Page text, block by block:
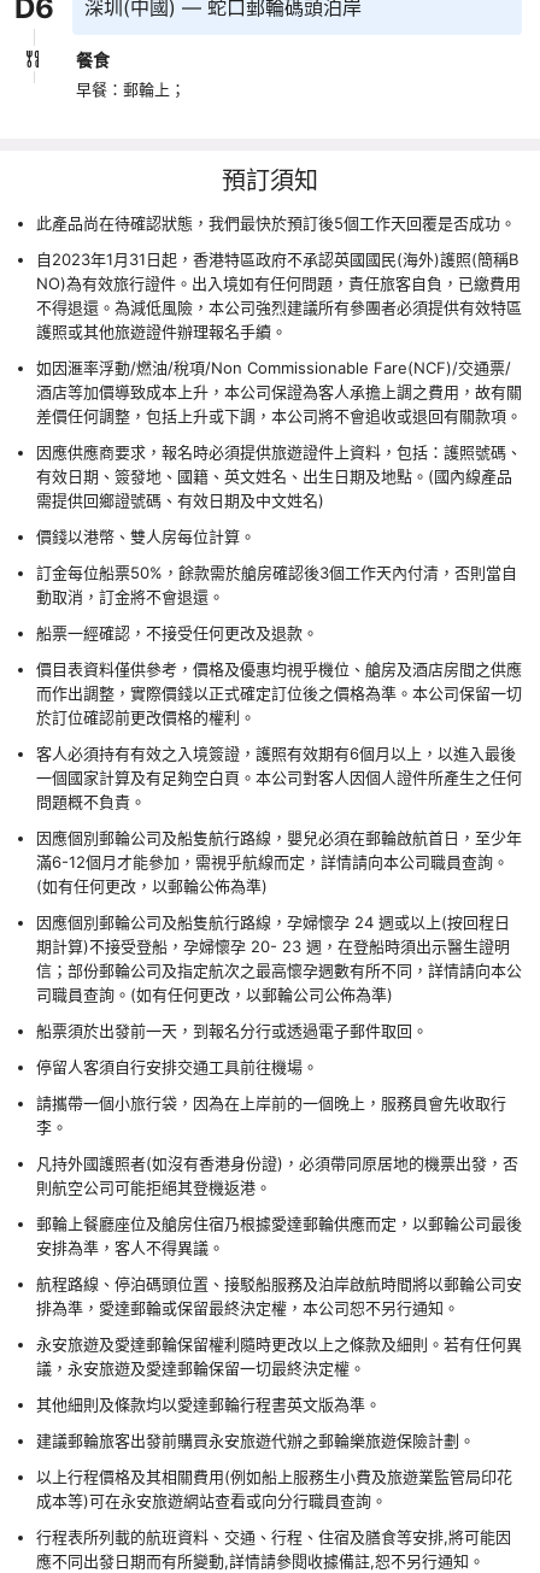
D6 深圳(中國) — 蛇口郵輪碼頭泊岸
餐食
早餐：郵輪上；
預訂須知
此產品尚在待確認狀態，我們最快於預訂後5個工作天回覆是否成功。
自2023年1月31日起，香港特區政府不承認英國國民(海外)護照(簡稱B
NO)為有效旅行證件。出入境如有任何問題，責任旅客自負，已繳費用
不得退還。為減低風險，本公司強烈建議所有參團者必須提供有效特區
護照或其他旅遊證件辦理報名手續。
如因滙率浮動/燃油/稅項/Non Commissionable Fare(NCF)/交通票/
酒店等加價導致成本上升，本公司保證為客人承擔上調之費用，故有關
差價任何調整，包括上升或下調，本公司將不會追收或退回有關款項。
因應供應商要求，報名時必須提供旅遊證件上資料，包括：護照號碼、
有效日期、簽發地、國籍、英文姓名、出生日期及地點。(國內線產品
需提供回鄉證號碼、有效日期及中文姓名)
價錢以港幣、雙人房每位計算。
訂金每位船票50%，餘款需於艙房確認後3個工作天內付清，否則當自
動取消，訂金將不會退還。
船票一經確認，不接受任何更改及退款。
價目表資料僅供參考，價格及優惠均視乎機位、艙房及酒店房間之供應
而作出調整，實際價錢以正式確定訂位後之價格為準。本公司保留一切
於訂位確認前更改價格的權利。
客人必須持有有效之入境簽證，護照有效期有6個月以上，以進入最後
一個國家計算及有足夠空白頁。本公司對客人因個人證件所產生之任何
問題概不負責。
因應個別郵輪公司及船隻航行路線，嬰兒必須在郵輪啟航首日，至少年
滿6-12個月才能參加，需視乎航線而定，詳情請向本公司職員查詢。
(如有任何更改，以郵輪公佈為準)
因應個別郵輪公司及船隻航行路線，孕婦懷孕 24 週或以上(按回程日
期計算)不接受登船，孕婦懷孕 20- 23 週，在登船時須出示醫生證明
信；部份郵輪公司及指定航次之最高懷孕週數有所不同，詳情請向本公
司職員查詢。(如有任何更改，以郵輪公司公佈為準)
船票須於出發前一天，到報名分行或透過電子郵件取回。
停留人客須自行安排交通工具前往機場。
請攜帶一個小旅行袋，因為在上岸前的一個晚上，服務員會先收取行
李。
凡持外國護照者(如沒有香港身份證)，必須帶同原居地的機票出發，否
則航空公司可能拒絕其登機返港。
郵輪上餐廳座位及艙房住宿乃根據愛達郵輪供應而定，以郵輪公司最後
安排為準，客人不得異議。
航程路線、停泊碼頭位置、接駁船服務及泊岸啟航時間將以郵輪公司安
排為準，愛達郵輪或保留最終決定權，本公司恕不另行通知。
永安旅遊及愛達郵輪保留權利隨時更改以上之條款及細則。若有任何異
議，永安旅遊及愛達郵輪保留一切最終決定權。
其他細則及條款均以愛達郵輪行程書英文版為準。
建議郵輪旅客出發前購買永安旅遊代辦之郵輪樂旅遊保險計劃。
以上行程價格及其相關費用(例如船上服務生小費及旅遊業監管局印花
成本等)可在永安旅遊網站查看或向分行職員查詢。
行程表所列載的航班資料、交通、行程、住宿及膳食等安排,將可能因
應不同出發日期而有所變動,詳情請參閱收據備註,恕不另行通知。